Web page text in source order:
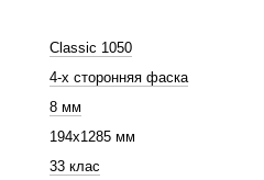
Classic 1050
4-х сторонняя фаска
8 мм
194x1285 мм
33 клас